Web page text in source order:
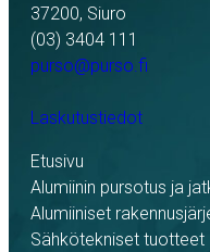
37200, Siuro
(03) 3404 111
purso@purso.fi
Laskutustiedot
Etusivu
Alumiinin pursotus ja
Alumiiniset
Sähkötekniset tuotteet